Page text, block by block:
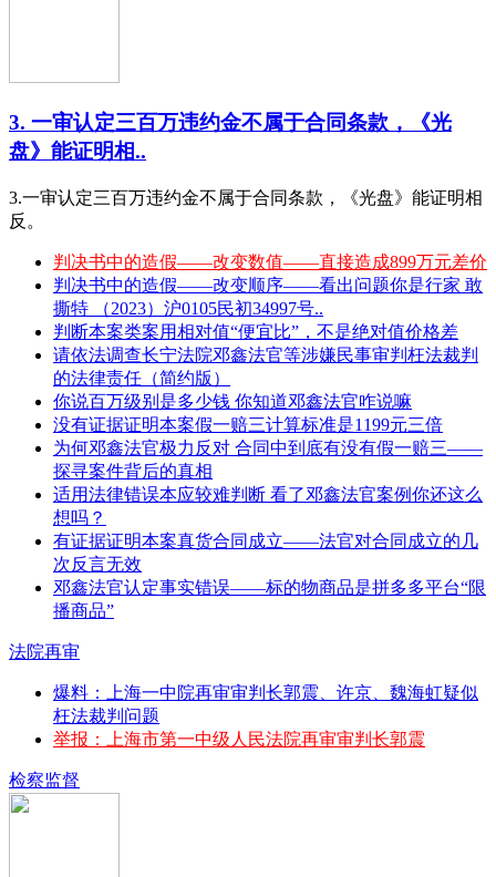
3. 一审认定三百万违约金不属于合同条款，《光
盘》能证明相..
3.一审认定三百万违约金不属于合同条款，《光盘》能证明相
反。
判决书中的造假——改变数值——直接造成899万元差价
判决书中的造假——改变顺序——看出问题你是行家 敢
撕特 （2023）沪0105民初34997号..
判断本案类案用相对值“便宜比”，不是绝对值价格差
请依法调查长宁法院邓鑫法官等涉嫌民事审判枉法裁判
的法律责任（简约版）
你说百万级别是多少钱 你知道邓鑫法官咋说嘛
没有证据证明本案假一赔三计算标准是1199元三倍
为何邓鑫法官极力反对 合同中到底有没有假一赔三——
探寻案件背后的真相
适用法律错误本应较难判断 看了邓鑫法官案例你还这么
想吗？
有证据证明本案真货合同成立——法官对合同成立的几
次反言无效
邓鑫法官认定事实错误——标的物商品是拼多多平台“限
播商品”
法院再审
爆料：上海一中院再审审判长郭震、许京、魏海虹疑似
枉法裁判问题
举报：上海市第一中级人民法院再审审判长郭震
检察监督